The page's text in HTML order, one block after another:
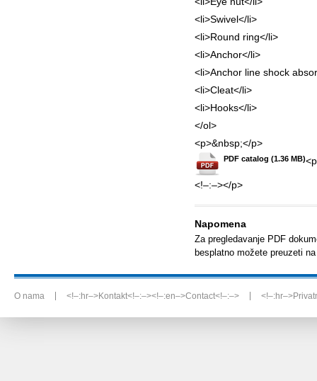
<li>Swivel</li>
<li>Round ring</li>
<li>Anchor</li>
<li>Anchor line shock
<li>Cleat</li>
<li>Hooks</li>
</ol>
<p>&nbsp;</p>
PDF catalog (1.36 MB)
<!–:–></p>
Napomena
Za pregledavanje PDF
besplatno možete preuzeti
O nama <!–:hr–>Kontakt<!–:–><!–:en–>Contact<!–:–>